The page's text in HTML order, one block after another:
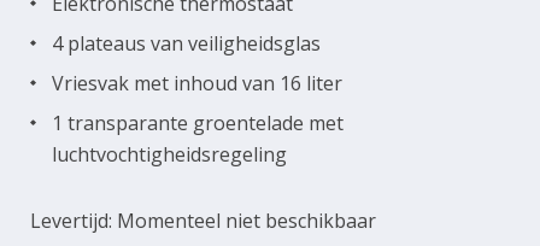
Levertijd: Momenteel niet beschikbaar
4 plateaus van veiligheidsglas
Vriesvak met inhoud van 16 liter
1 transparante groentelade met
luchtvochtigheidsregeling